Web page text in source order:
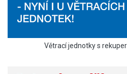
Větrací jednotky s